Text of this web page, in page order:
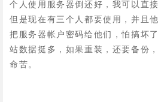
个人使用服务器倒还好，我可以直
但是现在有三个人都要使用，并且
把服务器帐户密码给他们，怕搞坏
站数据挺多，如果重装，还要备份
命苦。